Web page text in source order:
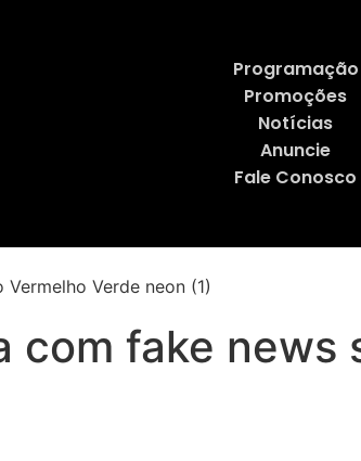
Programação
Promoções
Notícias
Anuncie
Fale Conosco
com fake news